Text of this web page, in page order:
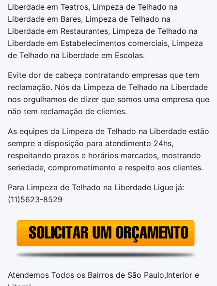
Liberdade em Teatros, Limpeza de Telhado na
Liberdade em Bares, Limpeza de Telhado na
Liberdade em Restaurantes, Limpeza de Telhado na
Liberdade em Estabelecimentos comerciais, Limpeza
de Telhado na Liberdade em Escolas.
Evite dor de cabeça contratando empresas que tem
reclamação. Nós da Limpeza de Telhado na Liberdade
nos orgulhamos de dizer que somos uma empresa que
não tem reclamação de clientes.
As equipes da Limpeza de Telhado na Liberdade estão
sempre a disposição para atendimento 24hs,
respeitando prazos e horários marcados, mostrando
seriedade, comprometimento e respeito aos clientes.
Para Limpeza de Telhado na Liberdade Ligue já:
(11)5623-8529
Atendemos Todos os Bairros de São Paulo,Interior e